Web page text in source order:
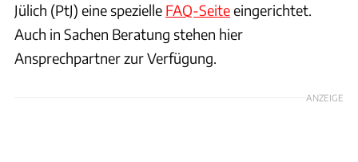
Jülich (PtJ) eine spezielle FAQ-Seiteeingerichtet.
Auch in Sachen Beratung stehen hier
Ansprechpartner zur Verfügung.
ANZEIGE